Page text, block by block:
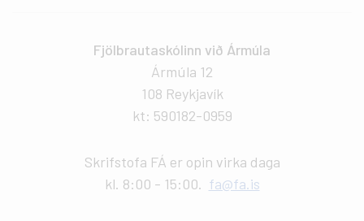
Fjölbrautaskólinn við Ármúla
Ármúla 12
108 Reykjavík
kt: 590182-0959
Skrifstofa FÁ er opin virka daga
kl. 8:00 - 15:00. fa@fa.is